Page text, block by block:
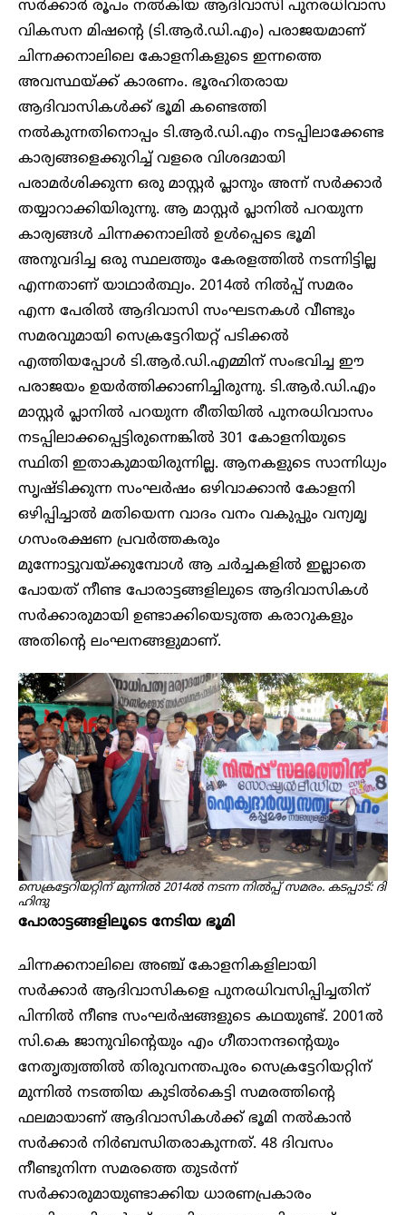
സർക്കാർ രൂപം നൽകിയ ആദിവാസി പുനരധിവാസ
വികസന മിഷന്റെ (ടി.ആർ.ഡി.എം) പരാജയമാണ്
ചിന്നക്കനാലിലെ കോളനികളുടെ ഇന്നത്തെ
അവസ്ഥയ്ക്ക് കാരണം. ഭൂരഹിതരായ
ആദിവാസികൾക്ക് ഭൂമി കണ്ടെത്തി
നൽകുന്നതിനൊപ്പം ടി.ആർ.ഡി.എം നടപ്പിലാക്കേണ്ട
കാര്യങ്ങളെക്കുറിച്ച് വളരെ വിശദമായി
പരാമർശിക്കുന്ന ഒരു മാസ്റ്റർ പ്ലാനും അന്ന് സർക്കാർ
തയ്യാറാക്കിയിരുന്നു. ആ മാസ്റ്റർ പ്ലാനിൽ പറയുന്ന
കാര്യങ്ങൾ ചിന്നക്കനാലിൽ ഉൾപ്പെടെ ഭൂമി
അനുവദിച്ച ഒരു സ്ഥലത്തും കേരളത്തിൽ നടന്നിട്ടില്ല
എന്നതാണ് യാഥാർത്ഥ്യം. 2014ൽ നിൽപ്പ് സമരം
എന്ന പേരിൽ ആദിവാസി സംഘടനകൾ വീണ്ടും
സമരവുമായി സെക്രട്ടേറിയറ്റ് പടിക്കൽ
എത്തിയപ്പോൾ ടി.ആർ.ഡി.എമ്മിന് സംഭവിച്ച ഈ
പരാജയം ഉയർത്തിക്കാണിച്ചിരുന്നു. ടി.ആർ.ഡി.എം
മാസ്റ്റർ പ്ലാനിൽ പറയുന്ന രീതിയിൽ പുനരധിവാസം
നടപ്പിലാക്കപ്പെട്ടിരുന്നെങ്കിൽ 301 കോളനിയുടെ
സ്ഥിതി ഇതാകുമായിരുന്നില്ല. ആനകളുടെ സാന്നിധ്യം
സൃഷ്ടിക്കുന്ന സംഘർഷം ഒഴിവാക്കാൻ കോളനി
ഒഴിപ്പിച്ചാൽ മതിയെന്ന വാദം വനം വകുപ്പും വന്യമൃ​
ഗസംരക്ഷണ പ്രവർത്തകരും
മുന്നോട്ടുവയ്ക്കുമ്പോൾ ആ ചർച്ചകളിൽ ഇല്ലാതെ
പോയത് നീണ്ട പോരാട്ടങ്ങളിലുടെ ആദിവാസികൾ
സർക്കാരുമായി ഉണ്ടാക്കിയെടുത്ത കരാറുകളും
അതിന്റെ ലംഘനങ്ങളുമാണ്.
സെക്രട്ടേറിയറ്റിന് മുന്നിൽ 2014ൽ നടന്ന നിൽപ്പ് സമരം. കടപ്പാട്:​ ദി
ഹിന്ദു
പോരാട്ടങ്ങളിലൂടെ നേടിയ ഭൂമി
ചിന്നക്കനാലിലെ അഞ്ച് കോളനികളിലായി
സർക്കാർ ആദിവാസികളെ പുനരധിവസിപ്പിച്ചതിന്
പിന്നിൽ നീണ്ട സംഘർഷങ്ങളുടെ കഥയുണ്ട്. 2001‌ൽ
സി.കെ ജാനുവിന്റെയും എം ഗീതാനന്ദന്റെയും
നേതൃത്വത്തിൽ തിരുവനന്തപുരം സെക്രട്ടേറിയറ്റിന്
മുന്നിൽ നടത്തിയ കുടിൽകെട്ടി സമരത്തിന്റെ
ഫലമായാണ് ആദിവാസികൾക്ക് ഭൂമി നൽകാൻ
സർക്കാർ നിർബന്ധിതരാകുന്നത്. 48 ദിവസം
നീണ്ടുനിന്ന സമരത്തെ തുടർന്ന്
സർക്കാരുമായുണ്ടാക്കിയ ധാരണപ്രകാരം